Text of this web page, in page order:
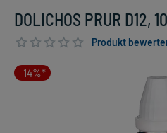
DOLICHOS PRUR D12,
Produkt
-14%*